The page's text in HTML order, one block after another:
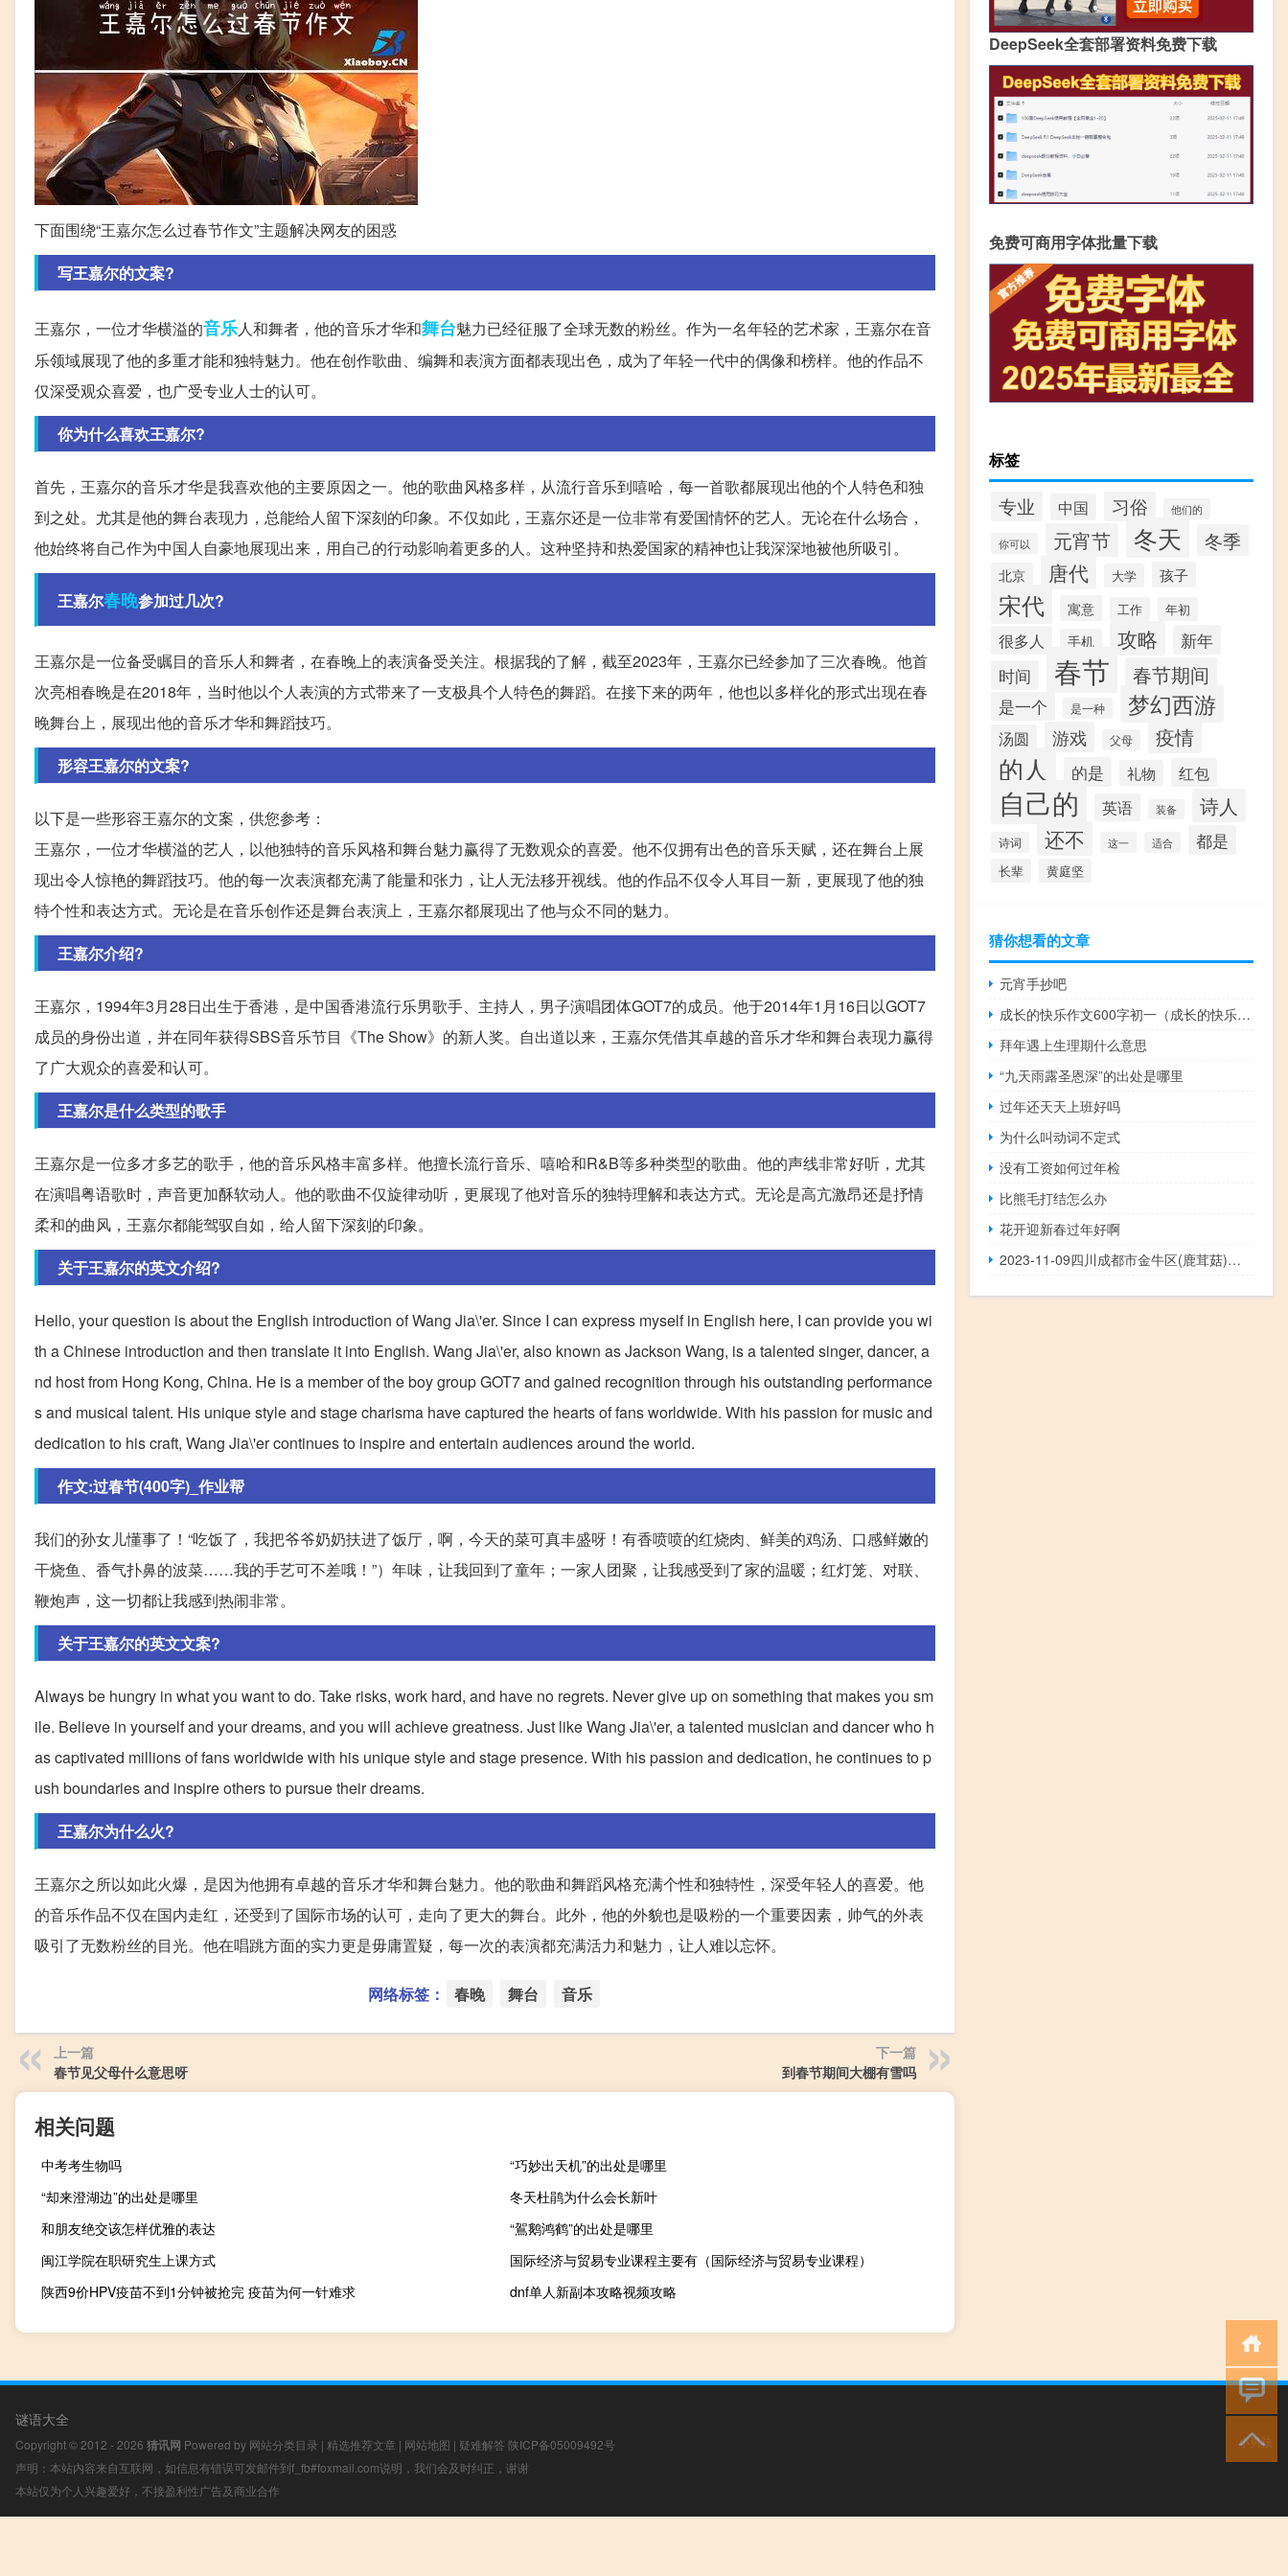
下面围绕“王嘉尔怎么过春节作文”主题解决网友的困惑
写王嘉尔的文案?
王嘉尔，一位才华横溢的音乐人和舞者，他的音乐才华和舞台魅力已经征服了全球无数的粉丝。作为一名年轻的艺术家，王嘉尔在音
乐领域展现了他的多重才能和独特魅力。他在创作歌曲、编舞和表演方面都表现出色，成为了年轻一代中的偶像和榜样。他的作品不
仅深受观众喜爱，也广受专业人士的认可。
你为什么喜欢王嘉尔?
首先，王嘉尔的音乐才华是我喜欢他的主要原因之一。他的歌曲风格多样，从流行音乐到嘻哈，每一首歌都展现出他的个人特色和独
到之处。尤其是他的舞台表现力，总能给人留下深刻的印象。不仅如此，王嘉尔还是一位非常有爱国情怀的艺人。无论在什么场合，
他始终将自己作为中国人自豪地展现出来，用自己的行动影响着更多的人。这种坚持和热爱国家的精神也让我深深地被他所吸引。
王嘉尔春晚参加过几次?
王嘉尔是一位备受瞩目的音乐人和舞者，在春晚上的表演备受关注。根据我的了解，截至2023年，王嘉尔已经参加了三次春晚。他首
次亮相春晚是在2018年，当时他以个人表演的方式带来了一支极具个人特色的舞蹈。在接下来的两年，他也以多样化的形式出现在春
晚舞台上，展现出他的音乐才华和舞蹈技巧。
形容王嘉尔的文案?
以下是一些形容王嘉尔的文案，供您参考：
王嘉尔，一位才华横溢的艺人，以他独特的音乐风格和舞台魅力赢得了无数观众的喜爱。他不仅拥有出色的音乐天赋，还在舞台上展
现出令人惊艳的舞蹈技巧。他的每一次表演都充满了能量和张力，让人无法移开视线。他的作品不仅令人耳目一新，更展现了他的独
特个性和表达方式。无论是在音乐创作还是舞台表演上，王嘉尔都展现出了他与众不同的魅力。
王嘉尔介绍?
王嘉尔，1994年3月28日出生于香港，是中国香港流行乐男歌手、主持人，男子演唱团体GOT7的成员。他于2014年1月16日以GOT7
成员的身份出道，并在同年获得SBS音乐节目《The Show》的新人奖。自出道以来，王嘉尔凭借其卓越的音乐才华和舞台表现力赢得
了广大观众的喜爱和认可。
王嘉尔是什么类型的歌手
王嘉尔是一位多才多艺的歌手，他的音乐风格丰富多样。他擅长流行音乐、嘻哈和R&B等多种类型的歌曲。他的声线非常好听，尤其
在演唱粤语歌时，声音更加酥软动人。他的歌曲不仅旋律动听，更展现了他对音乐的独特理解和表达方式。无论是高亢激昂还是抒情
柔和的曲风，王嘉尔都能驾驭自如，给人留下深刻的印象。
关于王嘉尔的英文介绍?
Hello, your question is about the English introduction of Wang Jia\'er. Since I can express myself in English here, I can provide you wi
th a Chinese introduction and then translate it into English. Wang Jia\'er, also known as Jackson Wang, is a talented singer, dancer, a
nd host from Hong Kong, China. He is a member of the boy group GOT7 and gained recognition through his outstanding performance
s and musical talent. His unique style and stage charisma have captured the hearts of fans worldwide. With his passion for music and
dedication to his craft, Wang Jia\'er continues to inspire and entertain audiences around the world.
作文:过春节(400字)_作业帮
我们的孙女儿懂事了！“吃饭了，我把爷爷奶奶扶进了饭厅，啊，今天的菜可真丰盛呀！有香喷喷的红烧肉、鲜美的鸡汤、口感鲜嫩的
干烧鱼、香气扑鼻的波菜……我的手艺可不差哦！”）年味，让我回到了童年；一家人团聚，让我感受到了家的温暖；红灯笼、对联、
鞭炮声，这一切都让我感到热闹非常。
关于王嘉尔的英文文案?
Always be hungry in what you want to do. Take risks, work hard, and have no regrets. Never give up on something that makes you sm
ile. Believe in yourself and your dreams, and you will achieve greatness. Just like Wang Jia\'er, a talented musician and dancer who h
as captivated millions of fans worldwide with his unique style and stage presence. With his passion and dedication, he continues to p
ush boundaries and inspire others to pursue their dreams.
王嘉尔为什么火?
王嘉尔之所以如此火爆，是因为他拥有卓越的音乐才华和舞台魅力。他的歌曲和舞蹈风格充满个性和独特性，深受年轻人的喜爱。他
的音乐作品不仅在国内走红，还受到了国际市场的认可，走向了更大的舞台。此外，他的外貌也是吸粉的一个重要因素，帅气的外表
吸引了无数粉丝的目光。他在唱跳方面的实力更是毋庸置疑，每一次的表演都充满活力和魅力，让人难以忘怀。
网络标签： 春晚 舞台 音乐
上一篇
春节见父母什么意思呀
下一篇
到春节期间大棚有雪吗
相关问题
中考考生物吗
“巧妙出天机”的出处是哪里
“却来澄湖边”的出处是哪里
冬天杜鹃为什么会长新叶
和朋友绝交该怎样优雅的表达
“鴐鹅鸿鹤”的出处是哪里
闽江学院在职研究生上课方式
国际经济与贸易专业课程主要有（国际经济与贸易专业课程）
陕西9价HPV疫苗不到1分钟被抢完 疫苗为何一针难求
dnf单人新副本攻略视频攻略
DeepSeek全套部署资料免费下载
免费可商用字体批量下载
标签
专业 中国 习俗 他们的
你可以 元宵节 冬天 冬季
北京 唐代 大学 孩子
宋代 寓意 工作 年初
很多人 手机 攻略
新年
时间
春节 春节期间
是一个 是一种 梦幻西游
汤圆 游戏 父母 疫情
的人 的是 礼物 红包
自己的 英语 装备 诗人
诗词 还不 这一 适合 都是
长辈 黄庭坚
猜你想看的文章
元宵手抄吧
成长的快乐作文600字初一（成长的快乐作文600字）
拜年遇上生理期什么意思
“九天雨露圣恩深”的出处是哪里
过年还天天上班好吗
为什么叫动词不定式
没有工资如何过年检
比熊毛打结怎么办
花开迎新春过年好啊
2023-11-09四川成都市金牛区(鹿茸菇)的报价是多少
谜语大全
Copyright © 2012 - 2026 猜讯网 Powered by 网站分类目录 | 精选推荐文章 | 网站地图 | 疑难解答 陕ICP备05009492号
声明：本站内容来自互联网，如信息有错误可发邮件到f_fb#foxmail.com说明，我们会及时纠正，谢谢
本站仅为个人兴趣爱好，不接盈利性广告及商业合作
小男孩